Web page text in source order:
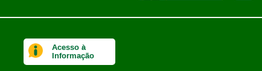
Acesso à
Informação